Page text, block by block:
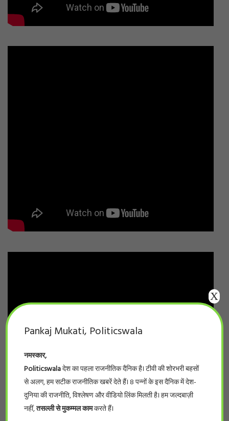
Pankaj Mukati, Politicswala
नमस्कार,
Politicswalaदेश का पहला राजनीतिक दैनिक है। टीवी की शोरभरी बहसों
से अलग, हम सटीक राजनीतिक खबरें देते हैं। 8 पन्नों के इस दैनिक में देश-
दुनिया की राजनीति, विश्लेषण और वीडियो लिंक मिलती है। हम जल्दबाज़ी
नहीं,तसल्ली से मुकम्मल कामकरते हैं।
X